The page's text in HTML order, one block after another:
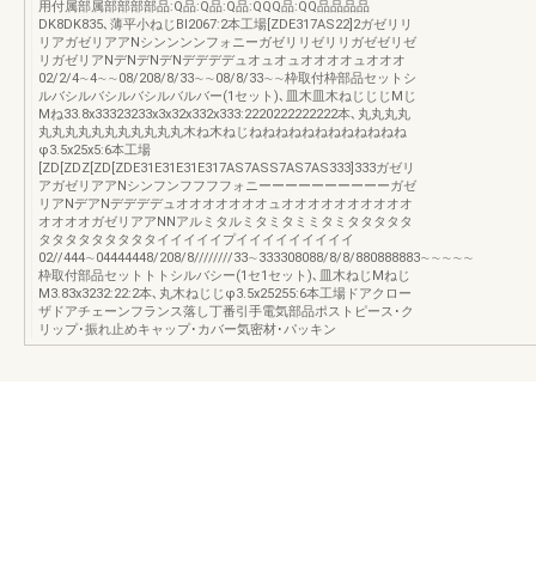
用付属部属部部部部品:Q品:Q品:Q品:QQQ品:QQ品品品品
DK8DK835､薄平小ねじBI2067:2本工場[ZDE317AS22]2ガゼリリ
リアガゼリアアNシンンンンフォニーガゼリリゼリリガゼゼリゼ
リガゼリアNデNデNデNデデデデュオュオュオオオオュオオオ
02/2/4∼4∼∼08/208/8/33∼∼08/8/33∼∼枠取付枠部品セットシ
ルバシルバシルバシルバルバー(1セット)､皿木皿木ねじじじMじ
Mね33.8x33323233x3x32x332x333:2220222222222本､丸丸丸丸
丸丸丸丸丸丸丸丸丸丸丸木ね木ねじねねねねねねねねねねねね
φ3.5x25x5:6本工場
[ZD[ZDZ[ZD[ZDE31E31E31E317AS7ASS7AS7AS333]333ガゼリ
アガゼリアアNシンフンフフフフォニーーーーーーーーーーガゼ
リアNデアNデデデデュオオオオオオオュオオオオオオオオオオ
オオオオガゼリアアNNアルミタルミタミタミミタミタタタタタ
タタタタタタタタタイイイイイプイイイイイイイイイ
02//444∼04444448/208/8////////33∼333308088/8/8/880888883∼∼∼∼∼
枠取付部品セットトトシルバシー(1セ1セット)､皿木ねじMねじ
M3.83x3232:22:2本､丸木ねじじφ3.5x25255:6本工場ドアクロー
ザドアチェーンフランス落し丁番引手電気部品ポストピース･ク
リップ･振れ止めキャップ･カバー気密材･パッキン